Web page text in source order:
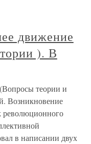
движение
). В
теории и
Возникновение
революционного
в написании двух